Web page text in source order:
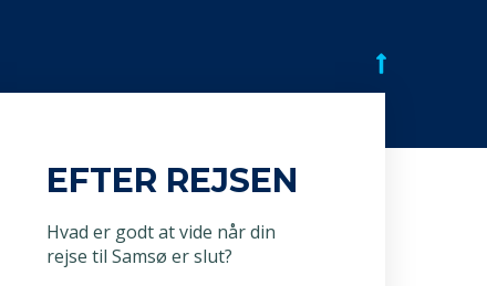
EFTER REJSEN
Hvad er godt at vide når din
rejse til Samsø er slut?